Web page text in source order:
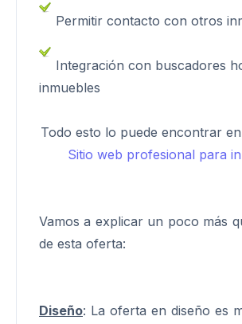
Permitir contacto con otros
Integración con buscadores
inmuebles
Todo esto lo puede encontrar
Sitio web profesional para
Vamos a explicar un poco más
de esta oferta:
Diseño: La oferta en diseño es